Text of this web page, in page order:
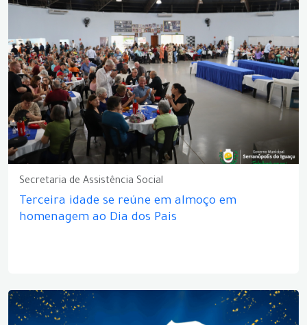
Secretaria de Assistência Social
Terceira idade se reúne em almoço em
homenagem ao Dia dos Pais